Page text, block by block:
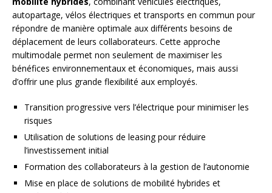
autopartage, vélos électriques et transports en commun pour
répondre de manière optimale aux différents besoins de
déplacement de leurs collaborateurs. Cette approche
multimodale permet non seulement de maximiser les
bénéfices environnementaux et économiques, mais aussi
d’offrir une plus grande flexibilité aux employés.
Transition progressive vers l’électrique pour minimiser les
risques
Utilisation de solutions de leasing pour réduire
l’investissement initial
Formation des collaborateurs à la gestion de l’autonomie
Mise en place de solutions de mobilité hybrides et